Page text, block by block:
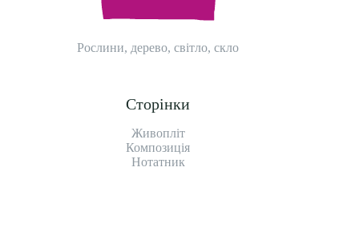
Рослини, дерево, світло, скло
Сторінки
Живопліт
Композиція
Нотатник